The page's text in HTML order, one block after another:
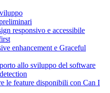
responsivo e accessibile
enhancement e Graceful
allo sviluppo del software
le feature disponibili con Can I